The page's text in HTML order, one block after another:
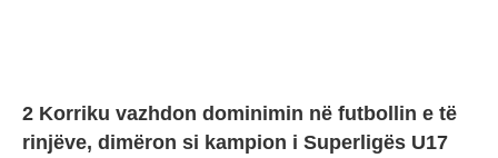
2 Korriku vazhdon dominimin në futbollin e të
rinjëve, dimëron si kampion i Superligës U17